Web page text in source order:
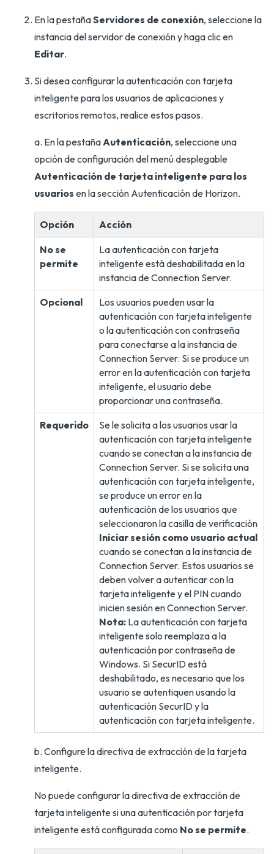
En la pestañaServidores de conexión, seleccione la
instancia del servidor de conexión y haga clic en
Editar.
Si desea configurar la autenticación con tarjeta
inteligente para los usuarios de aplicaciones y
escritorios remotos, realice estos pasos.
a. En la pestañaAutenticación, seleccione una
opción de configuración del menú desplegable
Autenticación de tarjeta inteligente para los
usuarios en la sección Autenticación de Horizon.
Opción Acción
No se
permite
La autenticación con tarjeta
inteligente está deshabilitada en la
instancia de Connection Server.
Opcional
Los usuarios pueden usar la
autenticación con tarjeta inteligente
o la autenticación con contraseña
para conectarse a la instancia de
Connection Server. Si se produce un
error en la autenticación con tarjeta
inteligente, el usuario debe
proporcionar una contraseña.
Requerido
Se le solicita a los usuarios usar la
autenticación con tarjeta inteligente
cuando se conectan a la instancia de
Connection Server. Si se solicita una
autenticación con tarjeta inteligente,
se produce un error en la
autenticación de los usuarios que
seleccionaron la casilla de verificación
Iniciar sesión como usuario actual
cuando se conectan a la instancia de
Connection Server. Estos usuarios se
deben volver a autenticar con la
tarjeta inteligente y el PIN cuando
inicien sesión en Connection Server.
Nota: La autenticación con tarjeta
inteligente solo reemplaza a la
autenticación por contraseña de
Windows. Si SecurID está
deshabilitado, es necesario que los
usuario se autentiquen usando la
autenticación SecurID y la
autenticación con tarjeta inteligente.
b. Configure la directiva de extracción de la tarjeta
inteligente.
No puede configurar la directiva de extracción de
tarjeta inteligente si una autenticación por tarjeta
inteligente está configurada como No se permite.